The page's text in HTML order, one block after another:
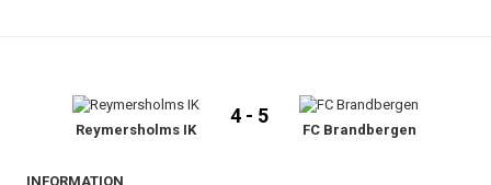
BILDGALLERI
Reymersholms IK
4 - 5
FC Brandbergen
INFORMATION